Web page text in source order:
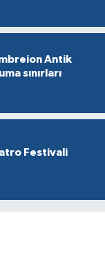
Antik
sınırları
Festivali